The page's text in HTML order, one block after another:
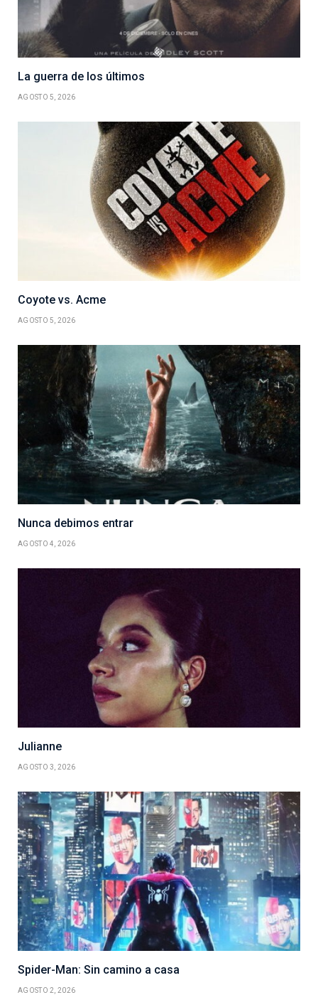
La guerra de los últimos
AGOSTO 5, 2026
Coyote vs. Acme
AGOSTO 5, 2026
Nunca debimos entrar
AGOSTO 4, 2026
Julianne
AGOSTO 3, 2026
Spider-Man: Sin camino a casa
AGOSTO 2, 2026